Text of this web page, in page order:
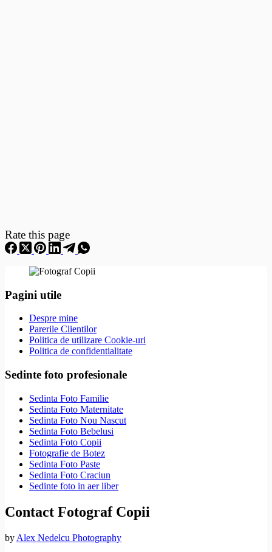
Rate this page
Pagini utile
Despre mine
Parerile Clientilor
Politica de utilizare Cookie-uri
Politica de confidentialitate
Sedinte foto profesionale
Sedinta Foto Familie
Sedinta Foto Maternitate
Sedinta Foto Nou Nascut
Sedinta Foto Bebelusi
Sedinta Foto Copii
Fotografie de Botez
Sedinta Foto Paste
Sedinta Foto Craciun
Sedinte foto in aer liber
Contact Fotograf Copii
by Alex Nedelcu Photography